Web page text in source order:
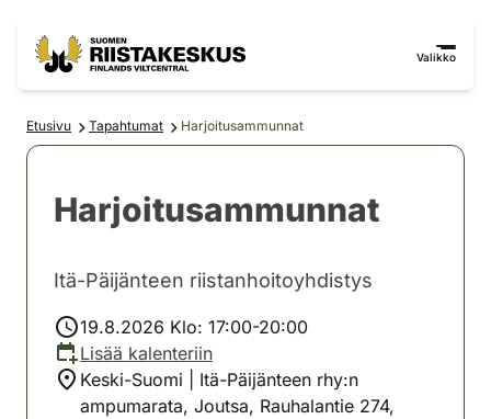
Valikko
Etusivu Tapahtumat Harjoitusammunnat
Harjoitusammunnat
Itä-Päijänteen riistanhoitoyhdistys
19.8.2026 Klo: 17:00-20:00
Lisää kalenteriin
Keski-Suomi | Itä-Päijänteen rhy:n
ampumarata, Joutsa, Rauhalantie 274,